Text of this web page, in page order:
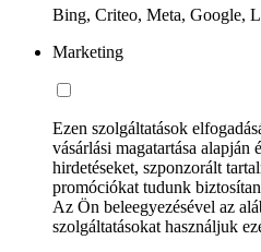
Bing, Criteo, Meta, Google,
Marketing
Ezen szolgáltatások
vásárlási magatartása alapján
hirdetéseket, szponzorált
promóciókat tudunk
Az Ön beleegyezésével az
szolgáltatásokat használjuk